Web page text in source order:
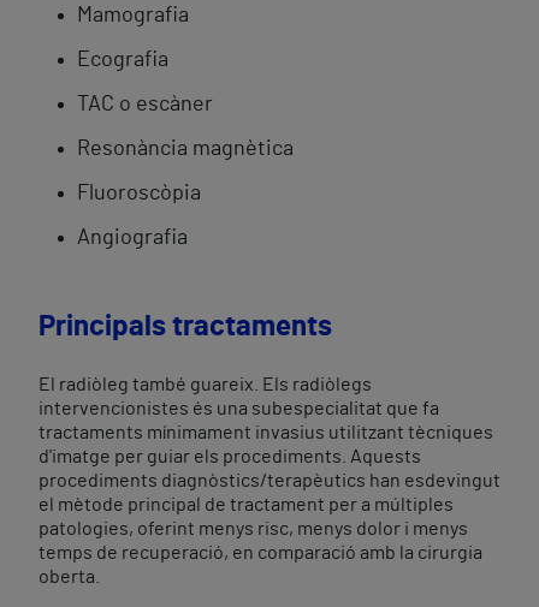
Mamografia
Ecografia
TAC o escàner
Resonància magnètica
Fluoroscòpia
Angiografia
Principals tractaments
El radiòleg també guareix. Els radiòlegs
intervencionistes és una subespecialitat que fa
tractaments mínimament invasius utilitzant tècniques
d'imatge per guiar els procediments. Aquests
procediments diagnòstics/terapèutics han esdevingut
el mètode principal de tractament per a múltiples
patologies, oferint menys risc, menys dolor i menys
temps de recuperació, en comparació amb la cirurgia
oberta.